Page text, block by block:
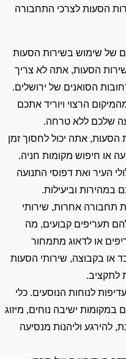
הסעות לצרכי התחבורה
של שימוש בשירות הסעות
הסעות, אתה לא צריך
הסואנים של ירושלים.
הרצוי ויוריד אתכם
שלכם ללא טרחה.
הסעות, אתה יכול לחסוך זמן
או חיפוש מקומות חניה.
העיר ואת דפוסי התנועה
במהירות וביעילות.
תחבורה אחרות, שירותי
תעריפים קבועים, מה
או לדאוג מתמחור
או בקבוצה, שירותי הסעות
לתקציב.
לנוחות הנוסעים. כלי
במקומות ישיבה נוחים, מיזוג
להירגע וליהנות מנסיעה